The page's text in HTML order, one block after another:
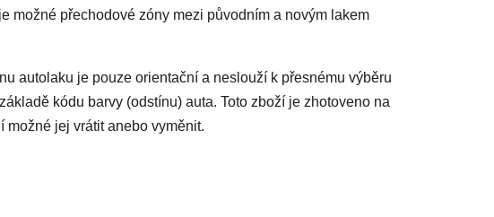
možné přechodové zóny mezi původním a novým lakem
autolaku je pouze orientační a neslouží k přesnému výběru
kódu barvy (odstínu) auta. Toto zboží je zhotoveno na
možné jej vrátit anebo vyměnit.